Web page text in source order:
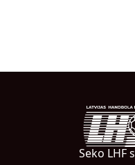
Seko LHF